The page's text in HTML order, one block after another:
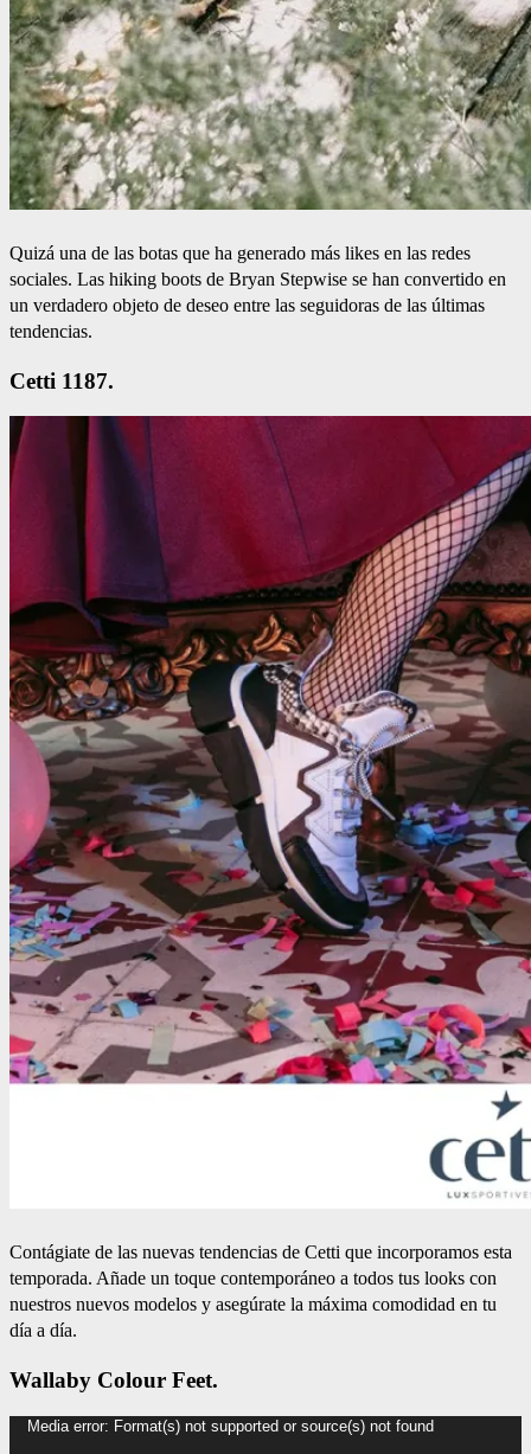
Quizá una de las botas que ha generado más likes en las redes
sociales. Las hiking boots de Bryan Stepwise se han convertido en
un verdadero objeto de deseo entre las seguidoras de las últimas
tendencias.
Cetti 1187.
Contágiate de las nuevas tendencias de Cetti que incorporamos esta
temporada. Añade un toque contemporáneo a todos tus looks con
nuestros nuevos modelos y asegúrate la máxima comodidad en tu
día a día.
Wallaby Colour Feet.
Reproductor
Media error: Format(s) not supported or source(s) not found